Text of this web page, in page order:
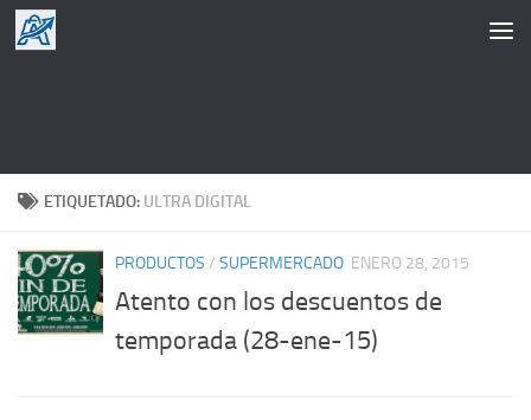
Saltar al contenido
ETIQUETADO: ULTRA DIGITAL
PRODUCTOS / SUPERMERCADO ENERO 28, 2015
Atento con los descuentos de
temporada (28-ene-15)